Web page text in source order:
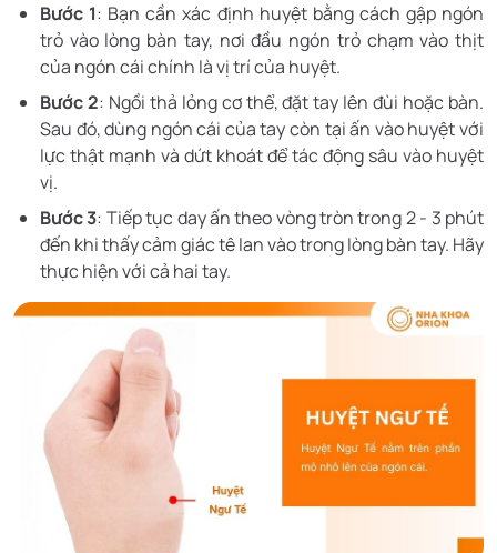
Bước 1: Bạn cần xác định huyệt bằng cách gập ngón
trỏ vào lòng bàn tay, nơi đầu ngón trỏ chạm vào thịt
của ngón cái chính là vị trí của huyệt.
Bước 2: Ngồi thả lỏng cơ thể, đặt tay lên đùi hoặc bàn.
Sau đó, dùng ngón cái của tay còn tại ấn vào huyệt với
lực thật mạnh và dứt khoát để tác động sâu vào huyệt
vị.
Bước 3: Tiếp tục day ấn theo vòng tròn trong 2 - 3 phút
đến khi thấy cảm giác tê lan vào trong lòng bàn tay. Hãy
thực hiện với cả hai tay.